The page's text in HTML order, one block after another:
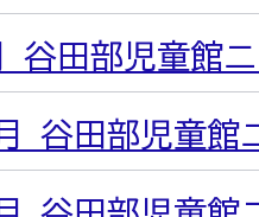
谷田部児童館
谷田部児童館